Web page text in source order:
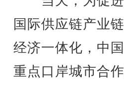
国际供应链产业
经济一体化，中
重点口岸城市合